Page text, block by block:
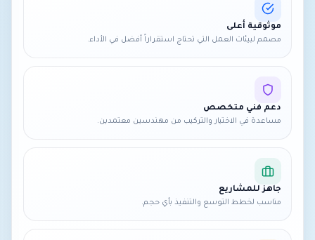
موثوقية أعلى
مصمم لبيئات العمل التي تحتاج استقراراً أفضل في الأداء.
دعم فني متخصص
مساعدة في الاختيار والتركيب من مهندسين معتمدين.
جاهز للمشاريع
مناسب لخطط التوسع والتنفيذ بأي حجم.